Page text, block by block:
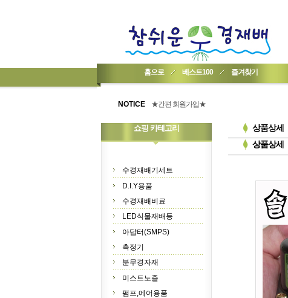
홈으로 베스트100 즐겨찾기
NOTICE
★기업회원가입 방법..
★간편 회원가입★
쇼핑 카테고리
수경재배기세트
D.I.Y용품
수경재배비료
LED식물재배등
아답터(SMPS)
측정기
분무경자재
미스트노즐
펌프,에어용품
상품상세
상품상세